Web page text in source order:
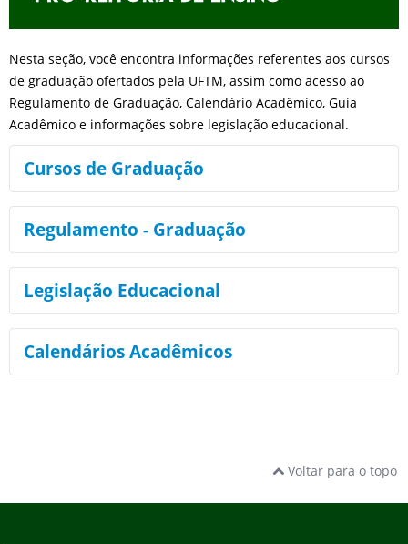
Nesta seção, você encontra informações referentes aos cursos
de graduação ofertados pela UFTM, assim como acesso ao
Regulamento de Graduação, Calendário Acadêmico, Guia
Acadêmico e informações sobre legislação educacional.
Cursos de Graduação
Regulamento - Graduação
Legislação Educacional
Calendários Acadêmicos
Voltar para o topo